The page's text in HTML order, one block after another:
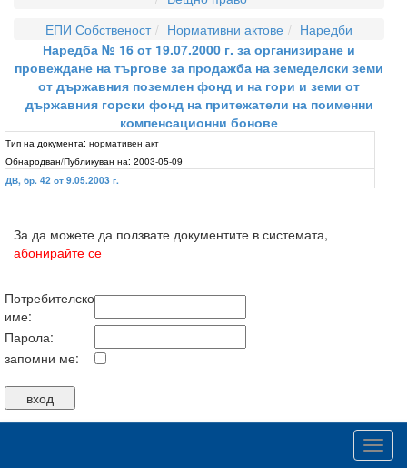
ЕПИ Собственост
Нормативни актове
Наредби
Наредба № 16 от 19.07.2000 г. за организиране и
провеждане на търгове за продажба на земеделски земи
от държавния поземлен фонд и на гори и земи от
държавния горски фонд на притежатели на поименни
компенсационни бонове
Тип на документа: нормативен акт
Обнародван/Публикуван на: 2003-05-09
ДВ, бр. 42 от 9.05.2003 г.
За да можете да ползвате документите в системата,
абонирайте се
Потребителско
име:
Парола:
запомни ме:
Вие можете да направите своя абонамент по всяко